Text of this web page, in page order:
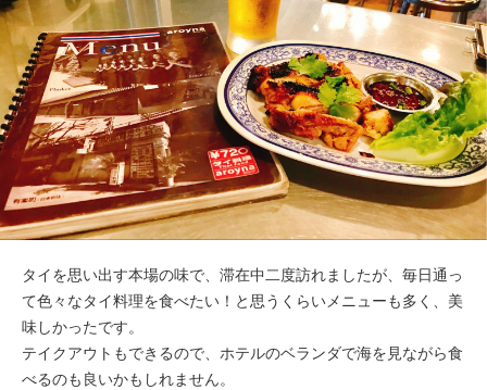
タイを思い出す本場の味で、滞在中二度訪れましたが、毎日通っ
て色々なタイ料理を食べたい！と思うくらいメニューも多く、美
味しかったです。
テイクアウトもできるので、ホテルのベランダで海を見ながら食
べるのも良いかもしれません。